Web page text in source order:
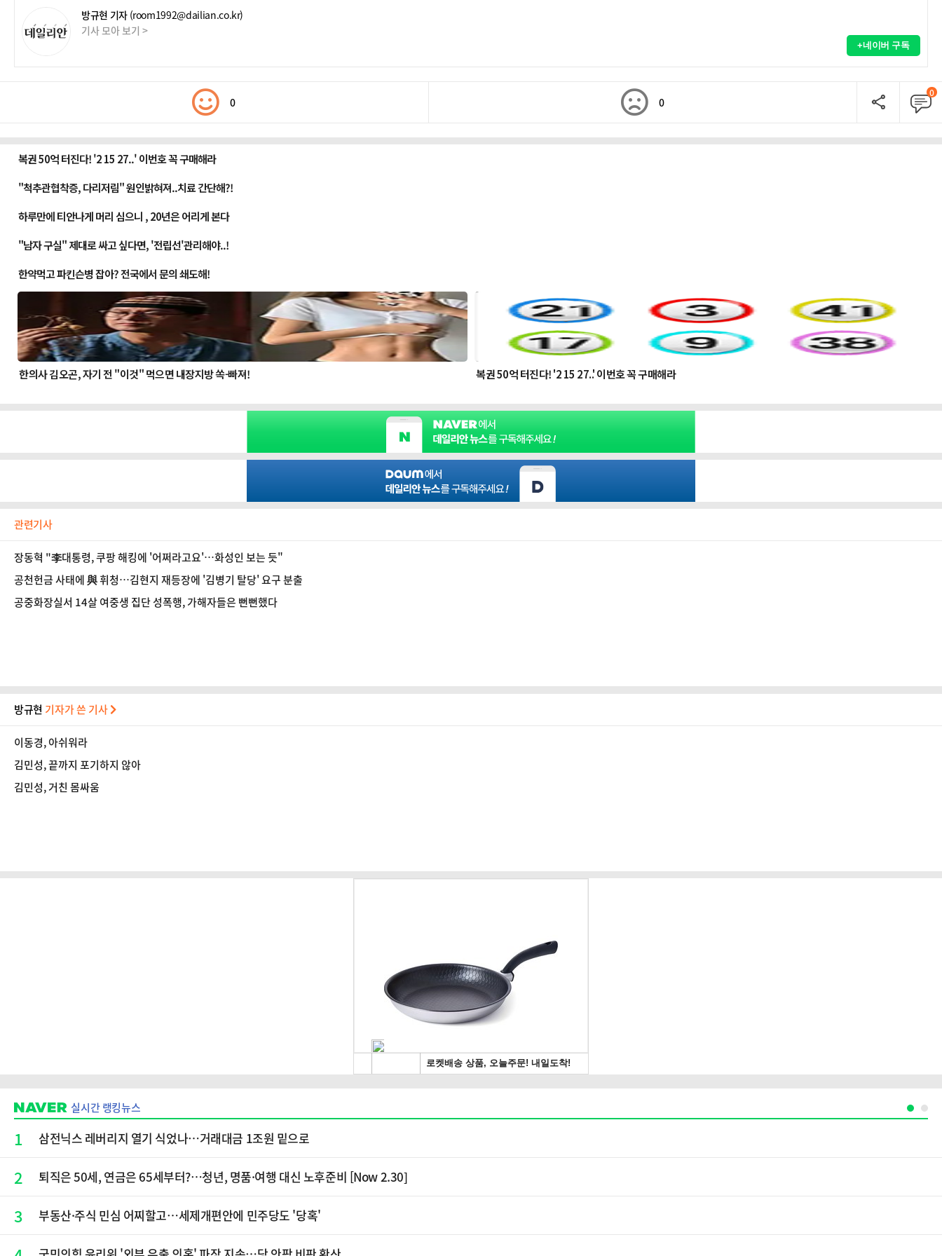
방규현 기자 (room1992@dailian.co.kr)
기사 모아 보기 >
+네이버 구독
0 0
0
관련기사
장동혁 "李대통령, 쿠팡 해킹에 '어쩌라고요'…화성인 보는 듯"
공천헌금 사태에 與 휘청…김현지 재등장에 '김병기 탈당' 요구 분출
공중화장실서 14살 여중생 집단 성폭행, 가해자들은 뻔뻔했다
방규현 기자가 쓴 기사
이동경, 아쉬워라
김민성, 끝까지 포기하지 않아
김민성, 거친 몸싸움
실시간 랭킹뉴스
1 삼전닉스 레버리지 열기 식었나…거래대금 1조원 밑으로
2 퇴직은 50세, 연금은 65세부터?…청년, 명품·여행 대신 노후준비 [Now 2.30]
3 부동산·주식 민심 어찌할고…세제개편안에 민주당도 '당혹'